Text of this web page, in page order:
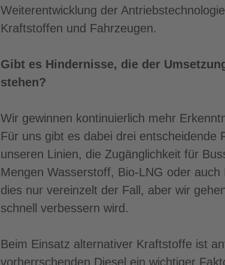
Weiterentwicklung der
Kraftstoffen und Fahrzeugen.
Gibt es Hindernisse, die der
stehen?
Wir gewinnen kontinuierlich mehr
Für uns gibt es dabei drei
unseren Linien, die Zugänglichkeit für
Mengen Wasserstoff, Bio-LNG oder
dies nur vereinzelt der Fall, aber wir
schnell verbessern wird.
Beim Einsatz alternativer Kraftstoffe ist
vorherrschenden Diesel ein wichtiger